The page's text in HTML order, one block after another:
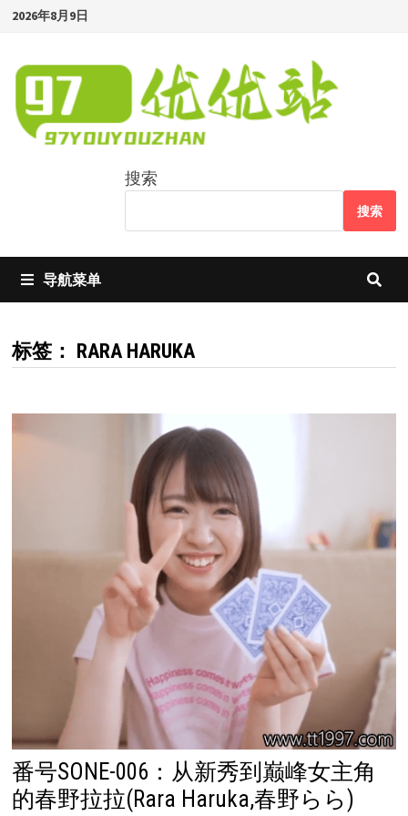
Skip
content
2026年8月9日
搜索
搜索
导航菜单
标签： RARA HARUKA
番号SONE-006：从新秀到巅峰女主角
的春野拉拉(Rara Haruka,春野らら)